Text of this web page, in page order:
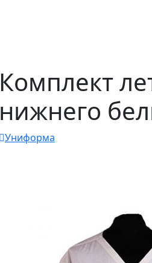
Комплект
нижнего
Униформа